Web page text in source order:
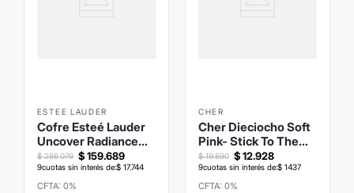
ESTEE LAUDER
Cofre Esteé Lauder
Uncover Radiance
Glow
$ 159.689
$ 286.079
9cuotas sin interés de:$ 17.744
CFTA: 0%
CHER
Cher Dieciocho Soft
Pink- Stick To The
Gloss $12.928
$ 19.890
9cuotas sin interés de:$ 1437
CFTA: 0%